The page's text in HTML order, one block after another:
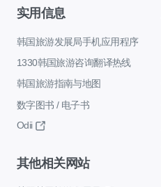
实用信息
韩国旅游发展局手机应用程序
1330韩国旅游咨询翻译热线
韩国旅游指南与地图
数字图书 / 电子书
Odii
其他相关网站